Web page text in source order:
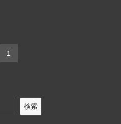
1
検索